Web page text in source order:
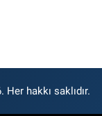
hakkı saklıdır.